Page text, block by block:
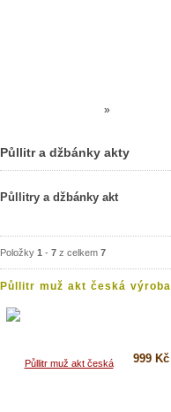
»
Půllitr a džbánky akty
Půllitry a džbánky akt
Položky 1 - 7 z celkem 7
Půllitr muž akt česká
999 Kč